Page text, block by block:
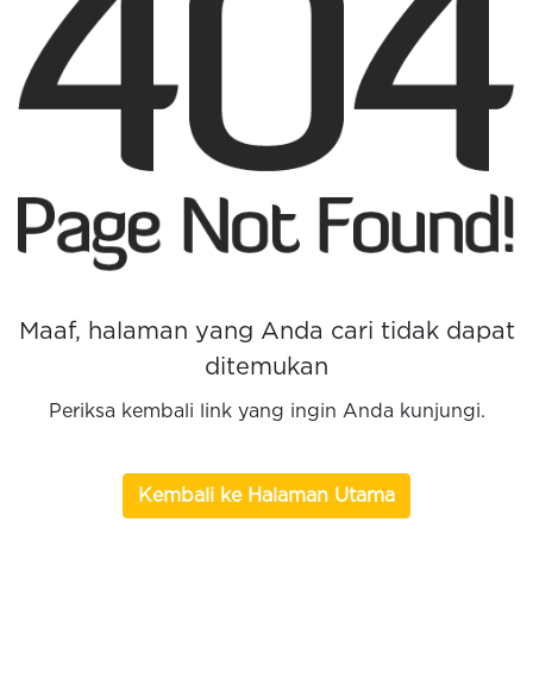
Maaf, halaman yang Anda cari tidak dapat
ditemukan
Periksa kembali link yang ingin Anda kunjungi.
Kembali ke Halaman Utama